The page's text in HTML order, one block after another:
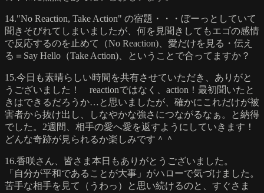
14."No Reaction, Take Action" の宿題・・・ぼーっとしていて
聞きそびれてしまいましたが、何を見聞きしてもエゴの感情
で反応するのを止めて（No Reaction)、愛だけを見る・伝え
る＝Say Hello（Take Action)、ということで合ってますか？
15.今日も素晴らしい時間を共有させていただき、ありがと
うございました！ reactionではなく、action！最初聞いたと
きはできるだろうか…と思いましたが、確かにこれだけが被
害者から抜け出し、しなやかな強さにつながるなぁ。と納得
でした。2週間、相手の愛へ愛を返すようにしていきます！
どんな奇跡が見られるか楽しみです＾＾
16.香咲さん、皆さま本日もありがとうございました。
「自分が平和であることが大事」がハローで気づけました。
苦手な相手を見て（うわっ）と思い続けるのと、すぐさま